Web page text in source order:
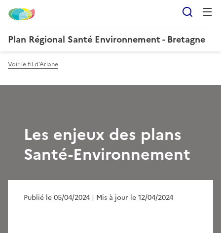
Plan Régional Santé Environnement - Bretagne
Voir le fil d'Ariane
Les enjeux des plans
Santé-Environnement
Publié le 05/04/2024 | Mis à jour le 12/04/2024